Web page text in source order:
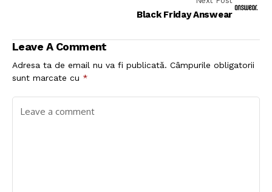
Black Friday Answear
Leave A Comment
Adresa ta de email nu va fi publicată. Câmpurile obligatorii
sunt marcate cu *